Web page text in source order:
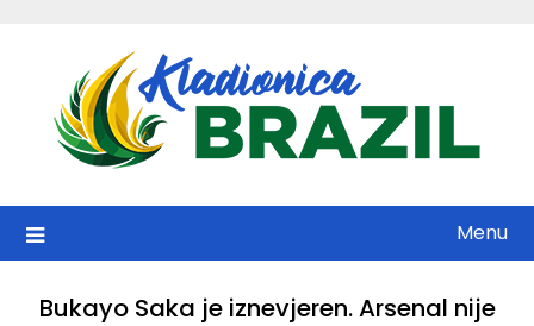
Menu
Bukayo Saka je iznevjeren. Arsenal nije